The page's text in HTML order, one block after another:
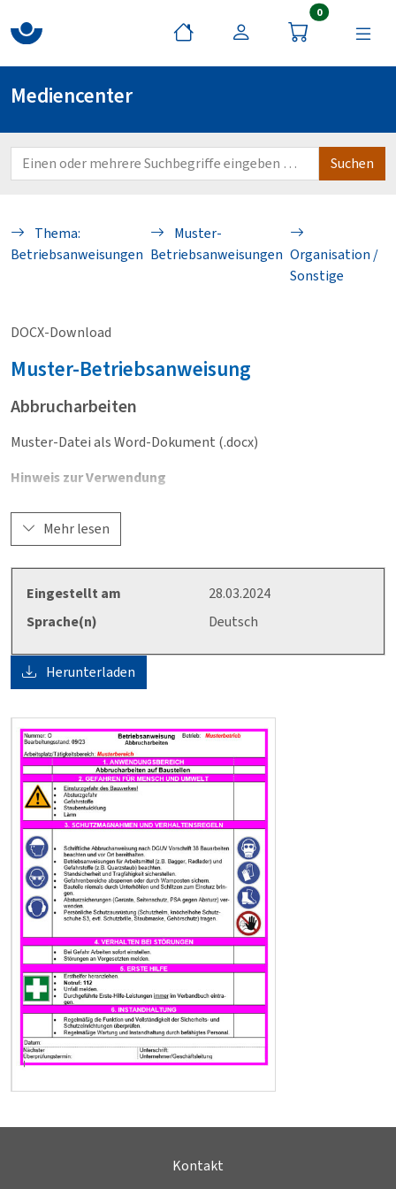
0Artikel im
Mediencenter
Thema:
Betriebsanweisungen
Muster-
Betriebsanweisungen Organisation /
Sonstige
DOCX-Download
Muster-Betriebsanweisung
Abbrucharbeiten
Muster-Datei als Word-Dokument (.docx)
Hinweis zur Verwendung
Die wesentlichen Inhalte dieser Muster-Betriebsanweisung
sind schon ausgearbeitet, müssen aber unbedingt an die
Für den Inhalt der Betriebsanweisung ist der Unternehmer /
die Unternehmerin verantwortlich.
Mehr lesen
Eingestellt am
28.03.2024
Sprache(n)
Deutsch
Herunterladen
Kontakt